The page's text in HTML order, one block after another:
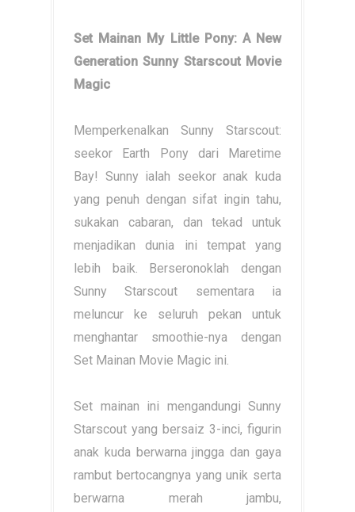
Set Mainan My Little Pony: A New
Generation Sunny Starscout Movie
Magic
Memperkenalkan Sunny Starscout:
seekor Earth Pony dari Maretime
Bay! Sunny ialah seekor anak kuda
yang penuh dengan sifat ingin tahu,
sukakan cabaran, dan tekad untuk
menjadikan dunia ini tempat yang
lebih baik. Berseronoklah dengan
Sunny Starscout sementara ia
meluncur ke seluruh pekan untuk
menghantar smoothie-nya dengan
Set Mainan Movie Magic ini.
Set mainan ini mengandungi Sunny
Starscout yang bersaiz 3-inci, figurin
anak kuda berwarna jingga dan gaya
rambut bertocangnya yang unik serta
berwarna merah jambu,